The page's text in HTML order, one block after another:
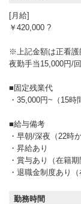
[月給]
￥420,000 ?
※上記金額は正看護
夜勤手当15,000円/回
■固定残業代
・35,000円~（15時
■給与備考
・早朝/深夜（22時
・昇給あり
・賞与あり（在籍期
・退職金制度あり（
勤務時間